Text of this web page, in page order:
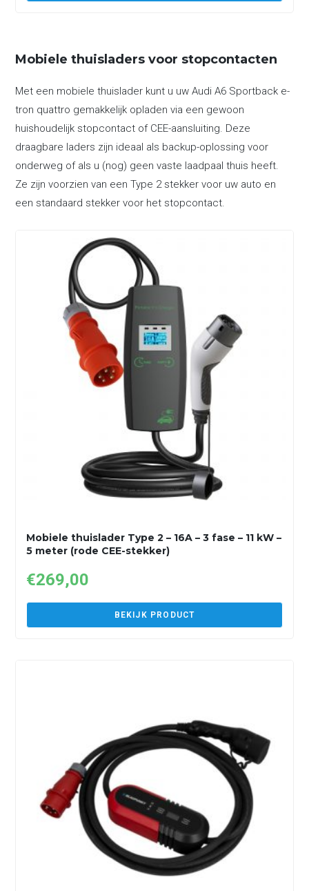
Mobiele thuisladers voor stopcontacten
Met een mobiele thuislader kunt u uw Audi A6 Sportback e-
tron quattro gemakkelijk opladen via een gewoon
huishoudelijk stopcontact of CEE-aansluiting. Deze
draagbare laders zijn ideaal als backup-oplossing voor
onderweg of als u (nog) geen vaste laadpaal thuis heeft.
Ze zijn voorzien van een Type 2 stekker voor uw auto en
een standaard stekker voor het stopcontact.
Mobiele thuislader Type 2 – 16A – 3 fase – 11 kW –
5 meter (rode CEE-stekker)
€269,00
BEKIJK PRODUCT